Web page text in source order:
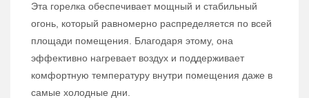
Эта горелка обеспечивает мощный и стабильный
огонь, который равномерно распределяется по всей
площади помещения. Благодаря этому, она
эффективно нагревает воздух и поддерживает
комфортную температуру внутри помещения даже в
самые холодные дни.